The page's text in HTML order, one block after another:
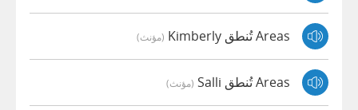
Areas تُنطق Kimberly (مؤنث)
Areas تُنطق Salli (مؤنث)